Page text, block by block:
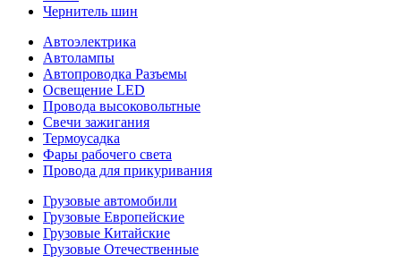
Чернитель шин
Автоэлектрика
Автолампы
Автопроводка Разъемы
Освещение LED
Провода высоковольтные
Свечи зажигания
Термоусадка
Фары рабочего света
Провода для прикуривания
Грузовые автомобили
Грузовые Европейские
Грузовые Китайские
Грузовые Отечественные